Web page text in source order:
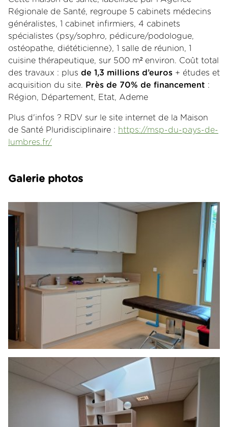
Régionale de Santé, regroupe 5 cabinets médecins
généralistes, 1 cabinet infirmiers, 4 cabinets
spécialistes (psy/sophro, pédicure/podologue,
ostéopathe, diététicienne), 1 salle de réunion, 1
cuisine thérapeutique, sur 500 m² environ. Coût total
des travaux : plus de 1,3 millions d’euros + études et
acquisition du site. Près de 70% de financement :
Région, Département, Etat, Ademe
Plus d'infos ? RDV sur le site internet de la Maison
de Santé Pluridisciplinaire : https://msp-du-pays-de-
lumbres.fr/
Galerie photos